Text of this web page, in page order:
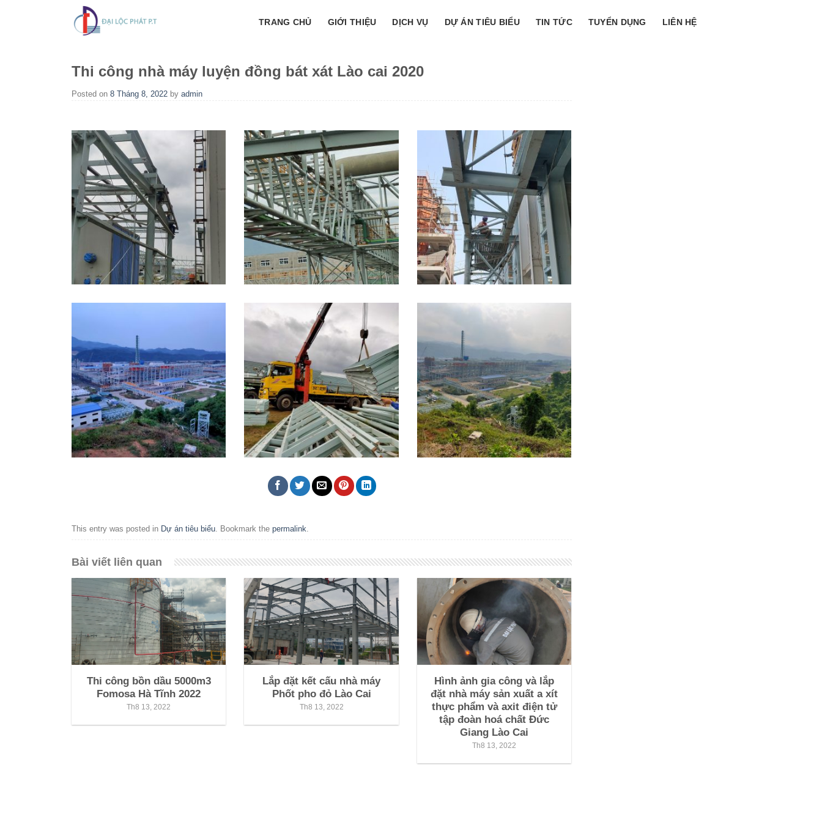
TRANG CHỦ GIỚI THIỆU DỊCH VỤ DỰ ÁN TIÊU BIỂU TIN TỨC TUYỂN DỤNG LIÊN HỆ
Thi công nhà máy luyện đồng bát xát Lào cai 2020
Posted on 8 Tháng 8, 2022 by admin
This entry was posted in Dự án tiêu biểu . Bookmark the permalink
Bài viết liên quan
Thi công bồn dầu 5000m3
Fomosa Hà Tĩnh 2022
Th8 13, 2022
Lắp đặt kết cấu nhà máy
Phốt pho đỏ Lào Cai
Th8 13, 2022
Hình ảnh gia công và lắp
đặt nhà máy sản xuất a xít
thực phẩm và axit điện tử
tập đoàn hoá chất Đức
Giang Lào Cai
Th8 13, 2022